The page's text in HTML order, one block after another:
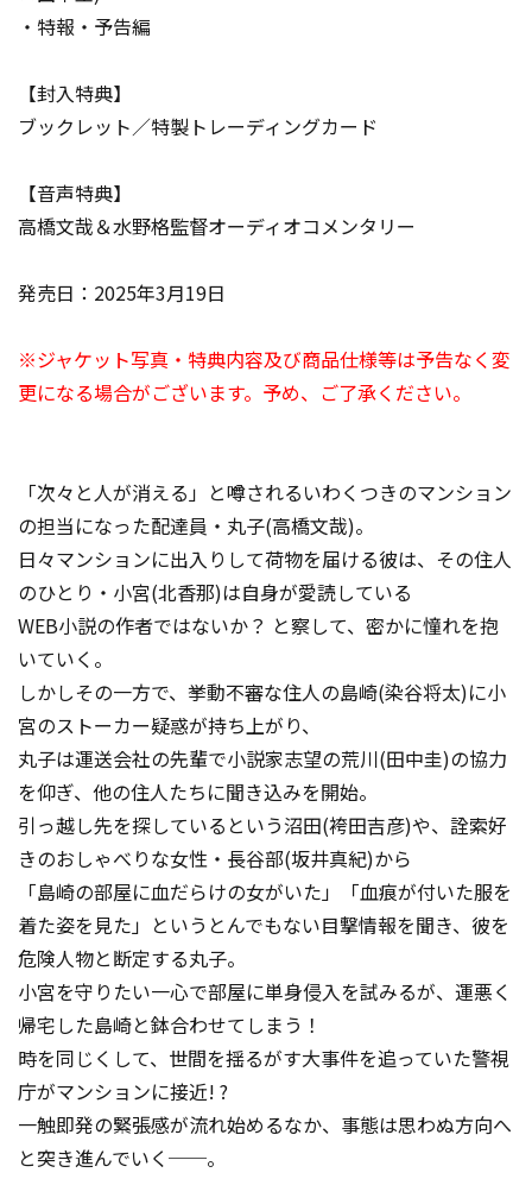
・特報・予告編
【封入特典】
ブックレット／特製トレーディングカード
【音声特典】
高橋文哉＆水野格監督オーディオコメンタリー
発売日：2025年3月19日
※ジャケット写真・特典内容及び商品仕様等は予告なく変
更になる場合がございます。予め、ご了承ください。
「次々と人が消える」と噂されるいわくつきのマンション
の担当になった配達員・丸子(高橋文哉)。
日々マンションに出入りして荷物を届ける彼は、その住人
のひとり・小宮(北香那)は自身が愛読している
WEB小説の作者ではないか？ と察して、密かに憧れを抱
いていく。
しかしその一方で、挙動不審な住人の島崎(染谷将太)に小
宮のストーカー疑惑が持ち上がり、
丸子は運送会社の先輩で小説家志望の荒川(田中圭)の協力
を仰ぎ、他の住人たちに聞き込みを開始。
引っ越し先を探しているという沼田(袴田吉彦)や、詮索好
きのおしゃべりな女性・長谷部(坂井真紀)から
「島崎の部屋に血だらけの女がいた」「血痕が付いた服を
着た姿を見た」というとんでもない目撃情報を聞き、彼を
危険人物と断定する丸子。
小宮を守りたい一心で部屋に単身侵入を試みるが、運悪く
帰宅した島崎と鉢合わせてしまう！
時を同じくして、世間を揺るがす大事件を追っていた警視
庁がマンションに接近! ?
一触即発の緊張感が流れ始めるなか、事態は思わぬ方向へ
と突き進んでいく──。